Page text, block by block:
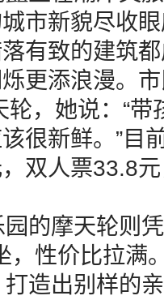
市新貌尽收
有致的建筑
更添浪漫。
轮，她说：“
很新鲜。”目
双人票33.8
的摩天轮则
，性价比拉满
造出别样的